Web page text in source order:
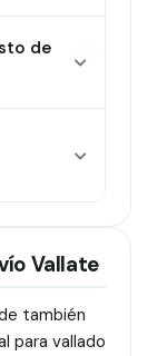
de
Vallate
también
para vallado